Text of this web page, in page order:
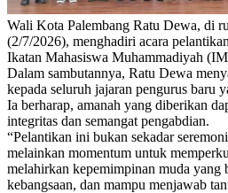
Wali Kota Palembang Ratu Dewa, di
(2/7/2026), menghadiri acara
Ikatan Mahasiswa Muhammadiyah
Dalam sambutannya, Ratu Dewa
kepada seluruh jajaran pengurus baru
Ia berharap, amanah yang diberikan
integritas dan semangat pengabdian.
“Pelantikan ini bukan sekadar
melainkan momentum untuk
melahirkan kepemimpinan muda yang
kebangsaan, dan mampu menjawab